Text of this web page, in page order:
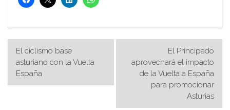
Navegación
de
entradas
El ciclismo base
asturiano con la Vuelta
España
El Principado
aprovechará el impacto
de la Vuelta a España
para promocionar
Asturias